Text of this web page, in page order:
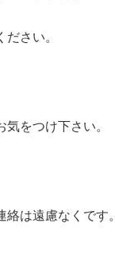
さい。
をつけ下さい。
は遠慮なくです。